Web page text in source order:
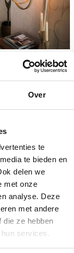
Over
te
te bieden en
delen we
met onze
analyse. Deze
met andere
die ze hebben
services.
beige